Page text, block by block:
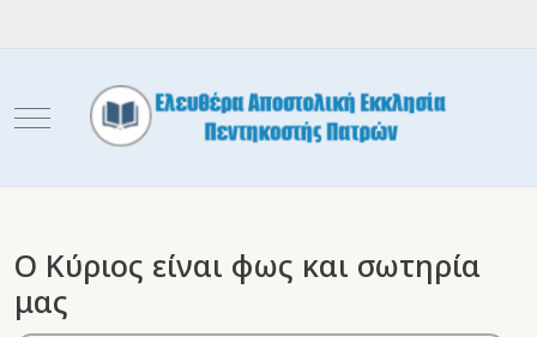
Mobile Menu Toggle
Ο Κύριος είναι φως και σωτηρία
μας